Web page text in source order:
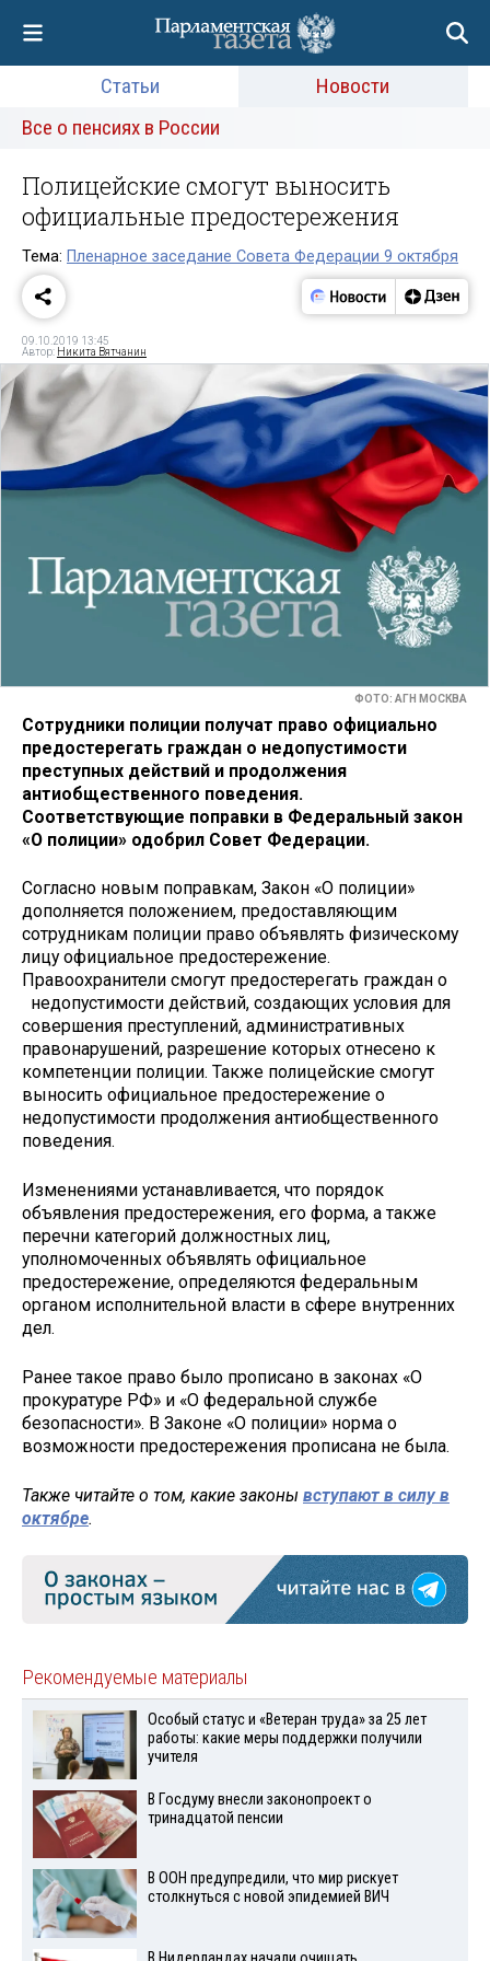
Статьи
Новости
Все о пенсиях в России
Полицейские смогут выносить
официальные предостережения
Тема: Пленарное заседание Совета Федерации 9 октября
09.10.2019 13:45
Автор: Никита Вятчанин
ФОТО: АГН МОСКВА
Сотрудники полиции получат право официально
предостерегать граждан о недопустимости
преступных действий и продолжения
антиобщественного поведения.
Соответствующие поправки в Федеральный закон
«О полиции» одобрил Совет Федерации.
Согласно новым поправкам, Закон «О полиции»
дополняется положением, предоставляющим
сотрудникам полиции право объявлять физическому
лицу официальное предостережение.
Правоохранители смогут предостерегать граждан о
недопустимости действий, создающих условия для
совершения преступлений, административных
правонарушений, разрешение которых отнесено к
компетенции полиции. Также полицейские смогут
выносить официальное предостережение о
недопустимости продолжения антиобщественного
поведения.
Изменениями устанавливается, что порядок
объявления предостережения, его форма, а также
перечни категорий должностных лиц,
уполномоченных объявлять официальное
предостережение, определяются федеральным
органом исполнительной власти в сфере внутренних
дел.
Ранее такое право было прописано в законах «О
прокуратуре РФ» и «О федеральной службе
безопасности». В Законе «О полиции» норма о
возможности предостережения прописана не была.
Также читайте о том, какие законы вступают в силу в
октябре.
Рекомендуемые материалы
Особый статус и «Ветеран труда» за 25 лет
работы: какие меры поддержки получили
учителя
В Госдуму внесли законопроект о
тринадцатой пенсии
В ООН предупредили, что мир рискует
столкнуться с новой эпидемией ВИЧ